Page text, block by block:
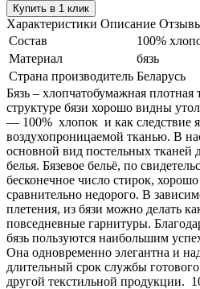
Купить в 1 клик
Характеристики Описание
Состав
100%
Материал
бязь
Страна производитель Беларусь
Бязь – хлопчатобумажная плотная
структуре бязи хорошо видны
― 100% хлопок и как следствие
воздухопроницаемой тканью. В
основной вид постельных тканей
белья. Бязевое бельё, по
бесконечное число стирок,
сравнительно недорого. В
плетения, из бязи можно делать
повседневные гарнитуры.
бязь пользуются наибольшим
Она одновременно элегантна и
длительный срок службы
другой текстильной продукции.